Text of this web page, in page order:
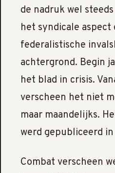
de nadruk wel
het syndicale aspect
federalistische
achtergrond. Begin
het blad in crisis.
verscheen het niet
maar maandelijks.
werd gepubliceerd
Combat verscheen